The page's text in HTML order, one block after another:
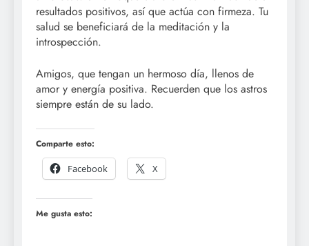
resultados positivos, así que actúa con firmeza. Tu
salud se beneficiará de la meditación y la
introspección.
Amigos, que tengan un hermoso día, llenos de
amor y energía positiva. Recuerden que los astros
siempre están de su lado.
Comparte esto:
Facebook
X
Me gusta esto: